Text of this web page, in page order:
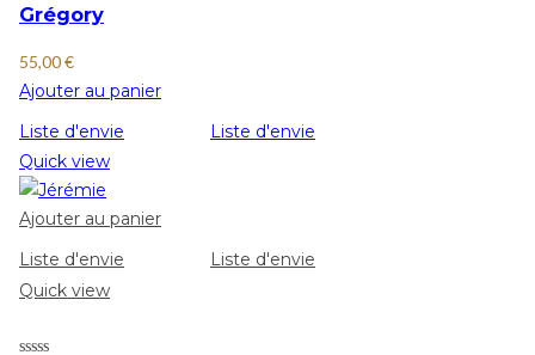
Grégory
55,00€
Ajouter au panier
Liste d'envie
Liste d'envie
Quick view
Ajouter au panier
Liste d'envie
Liste d'envie
Quick view